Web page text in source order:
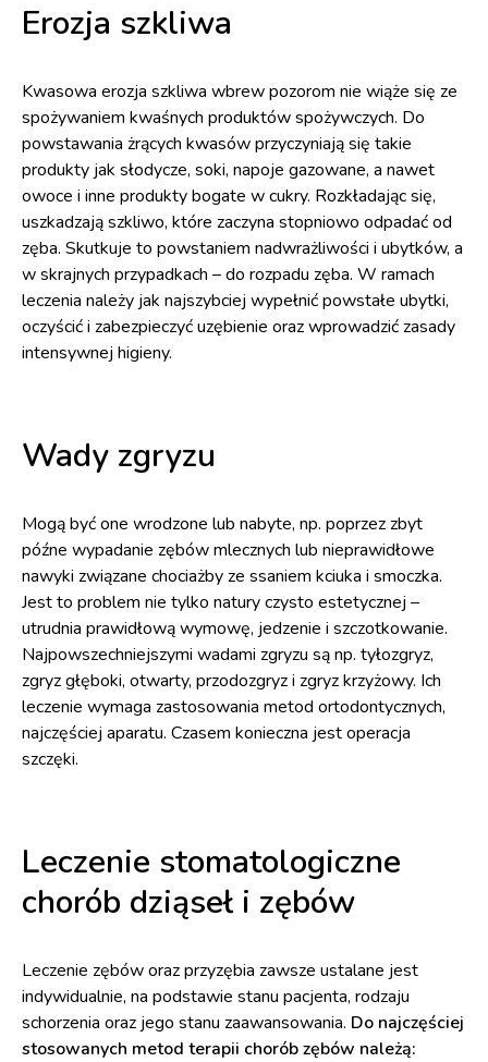
Erozja szkliwa
Kwasowa erozja szkliwa wbrew pozorom nie wiąże się ze
spożywaniem kwaśnych produktów spożywczych. Do
powstawania żrących kwasów przyczyniają się takie
produkty jak słodycze, soki, napoje gazowane, a nawet
owoce i inne produkty bogate w cukry. Rozkładając się,
uszkadzają szkliwo, które zaczyna stopniowo odpadać od
zęba. Skutkuje to powstaniem nadwrażliwości i ubytków, a
w skrajnych przypadkach – do rozpadu zęba. W ramach
leczenia należy jak najszybciej wypełnić powstałe ubytki,
oczyścić i zabezpieczyć uzębienie oraz wprowadzić zasady
intensywnej higieny.
Wady zgryzu
Mogą być one wrodzone lub nabyte, np. poprzez zbyt
późne wypadanie zębów mlecznych lub nieprawidłowe
nawyki związane chociażby ze ssaniem kciuka i smoczka.
Jest to problem nie tylko natury czysto estetycznej –
utrudnia prawidłową wymowę, jedzenie i szczotkowanie.
Najpowszechniejszymi wadami zgryzu są np. tyłozgryz,
zgryz głęboki, otwarty, przodozgryz i zgryz krzyżowy. Ich
leczenie wymaga zastosowania metod ortodontycznych,
najczęściej aparatu. Czasem konieczna jest operacja
szczęki.
Leczenie stomatologiczne
chorób dziąseł i zębów
Leczenie zębów oraz przyzębia zawsze ustalane jest
indywidualnie, na podstawie stanu pacjenta, rodzaju
schorzenia oraz jego stanu zaawansowania. Do najczęściej
stosowanych metod terapii chorób zębów należą: